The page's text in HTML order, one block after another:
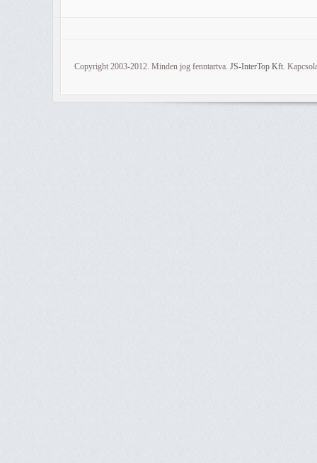
Copyright 2003-2012. Minden jog fenntartva. JS-InterTop Kft.